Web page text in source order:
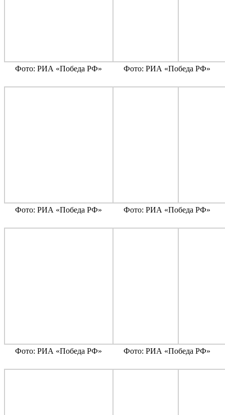
Фото: РИА «Победа РФ» Фото: РИА «Победа РФ»
Фото: РИА «Победа РФ» Фото: РИА «Победа РФ»
Фото: РИА «Победа РФ» Фото: РИА «Победа РФ»